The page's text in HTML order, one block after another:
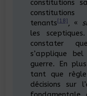
constitutions
tenants [18], «
les
constater
s’applique
guerre. En
tant que
décisions sur